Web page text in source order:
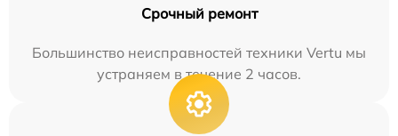
Срочный ремонт
Большинство неисправностей техники Vertu мы
устраняем в течение 2 часов.